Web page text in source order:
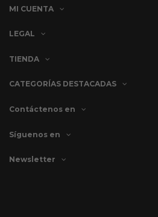
MI CUENTA
LEGAL
TIENDA
CATEGORÍAS DESTACADAS
Contáctenos en
Síguenos en
Newsletter